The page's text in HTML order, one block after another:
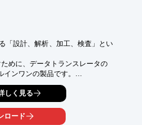
「設計、解析、加工、検査」とい
めに、データトランスレータの
ンワンの製品です。
ス間で、円滑なデータのやり取り
ットに対応しているため、新しい
しく見る
ロード